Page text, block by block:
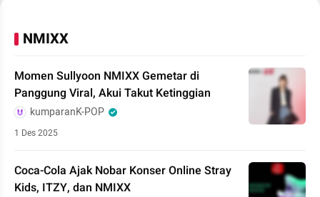
NMIXX
Momen Sullyoon NMIXX Gemetar di
Panggung Viral, Akui Takut Ketinggian
kumparanK-POP
1 Des 2025
Coca-Cola Ajak Nobar Konser Online Stray
Kids, ITZY, dan NMIXX